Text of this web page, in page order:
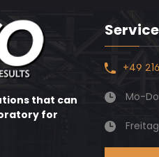
that can
for
+49
Mo-